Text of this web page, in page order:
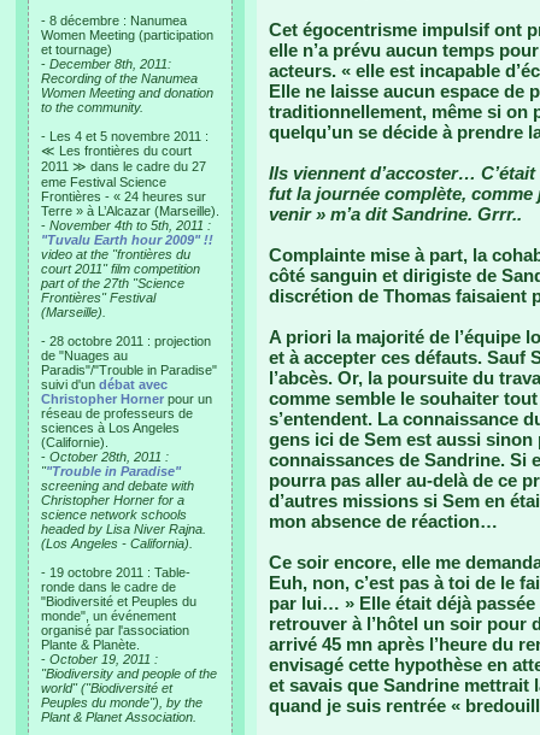
- 8 décembre : Nanumea
Women Meeting (participation
et tournage)
- December 8th, 2011:
Recording of the Nanumea
Women Meeting and donation
to the community.
- Les 4 et 5 novembre 2011 :
≪ Les frontières du court
2011 ≫ dans le cadre du 27
eme Festival Science
Frontières - « 24 heures sur
Terre » à L’Alcazar (Marseille).
- November 4th to 5th, 2011 :
"Tuvalu Earth hour 2009" !!
video at the "frontières du
court 2011" film competition
part of the 27th "Science
Frontières" Festival
(Marseille).
- 28 octobre 2011 : projection
de "Nuages au
Paradis"/"Trouble in Paradise"
suivi d'un débat avec
Christopher Horner pour un
réseau de professeurs de
sciences à Los Angeles
(Californie).
- October 28th, 2011 :
""Trouble in Paradise"
screening and debate with
Christopher Horner for a
science network schools
headed by Lisa Niver Rajna.
(Los Angeles - California).
- 19 octobre 2011 : Table-
ronde dans le cadre de
"Biodiversité et Peuples du
monde", un événement
organisé par l'association
Plante & Planète.
- October 19, 2011 :
"Biodiversity and people of the
world" ("Biodiversité et
Peuples du monde"), by the
Plant & Planet Association.
Cet égocentrisme impulsif ont
elle n’a prévu aucun temps
acteurs. « elle est incapable
Elle ne laisse aucun espace de
traditionnellement, même si on
quelqu’un se décide à prendre
Ils viennent d’accoster…
fut la journée complète, comme
venir » m’a dit Sandrine. Grrr..
Complainte mise à part, la
côté sanguin et dirigiste de
discrétion de Thomas faisaient
A priori la majorité de l’équipe
et à accepter ces défauts. Sauf
l’abcès. Or, la poursuite du
comme semble le souhaiter
s’entendent. La connaissance
gens ici de Sem est aussi
connaissances de Sandrine. Si
pourra pas aller au-delà de ce
d’autres missions si Sem en
mon absence de réaction…
Ce soir encore, elle me
Euh, non, c’est pas à toi de le
par lui… » Elle était déjà
retrouver à l’hôtel un soir pour
arrivé 45 mn après l’heure du
envisagé cette hypothèse en
et savais que Sandrine mettrait
quand je suis rentrée «